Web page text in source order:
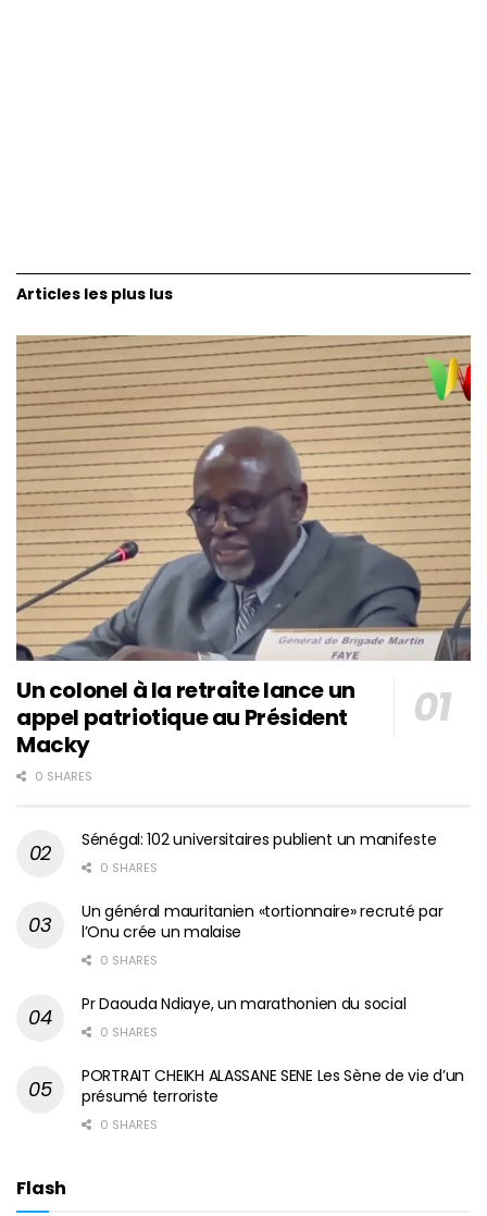
Articles les plus lus
Un colonel à la retraite lance un
appel patriotique au Président
Macky
0 SHARES
Sénégal: 102 universitaires publient un manifeste
0 SHARES
Un général mauritanien «tortionnaire» recruté par
l’Onu crée un malaise
0 SHARES
Pr Daouda Ndiaye, un marathonien du social
0 SHARES
PORTRAIT CHEIKH ALASSANE SENE Les Sène de vie d’un
présumé terroriste
0 SHARES
Flash